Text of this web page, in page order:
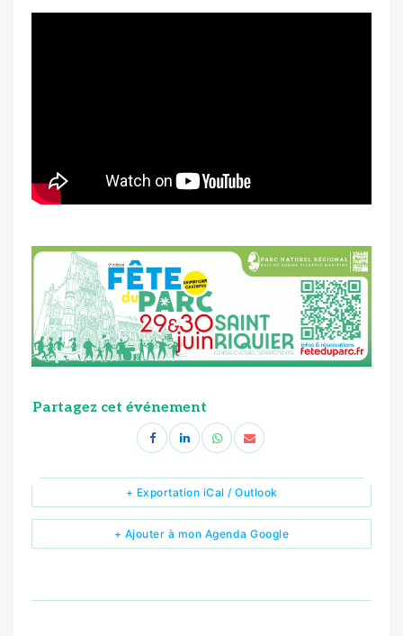
Partagez cet événement
+ Ajouter à mon Agenda Google
+ Exportation iCal / Outlook